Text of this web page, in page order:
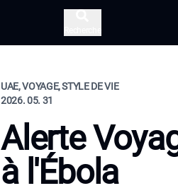
UAE, VOYAGE, STYLE DE VIE
2026. 05. 31
Alerte
à l'Ébola